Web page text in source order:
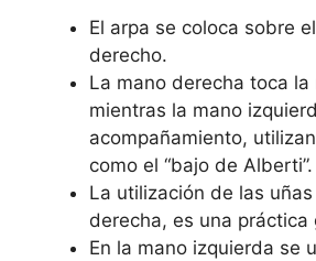
El arpa se coloca sobre
derecho.
La mano derecha toca la
mientras la mano
acompañamiento,
como el “bajo de
La utilización de las
derecha, es una práctica
En la mano izquierda se